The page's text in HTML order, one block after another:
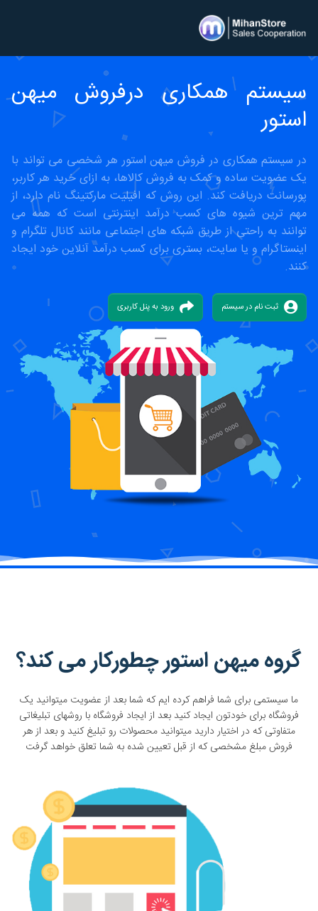
سیستم همکاری درفروش میهن
استور
در سیستم همکاری در فروش میهن استور هر شخصی می تواند با
یک عضویت ساده و کمک به فروش کالاها، به ازای خرید هر کاربر،
پورسانت دریافت کند. این روش که افیلیت مارکتینگ نام دارد، از
مهم ترین شیوه های کسب درآمد اینترنتی است که همه می
توانند به راحتی از طریق شبکه های اجتماعی مانند کانال تلگرام و
اینستاگرام و یا سایت، بستری برای کسب درآمد آنلاین خود ایجاد
کنند.
ثبت نام در سیستم ورود به پنل کاربری
گروه میهن استور چطورکار می کند؟
ما سیستمی برای شما فراهم کرده ایم که شما بعد از عضویت میتوانید یک
فروشگاه برای خودتون ایجاد کنید بعد از ایجاد فروشگاه با روشهای تبلیغاتی
متفاوتی که در اختیار دارید میتوانید محصولات رو تبلیغ کنید و بعد از هر
فروش مبلغ مشخصی که از قبل تعیین شده به شما تعلق خواهد گرفت